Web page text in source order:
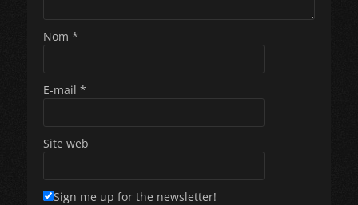
Nom *
E-mail *
Site web
Sign me up for the newsletter!